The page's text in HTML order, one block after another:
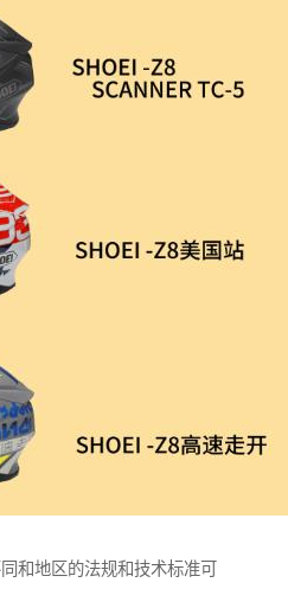
和地区的法规和技术标准可